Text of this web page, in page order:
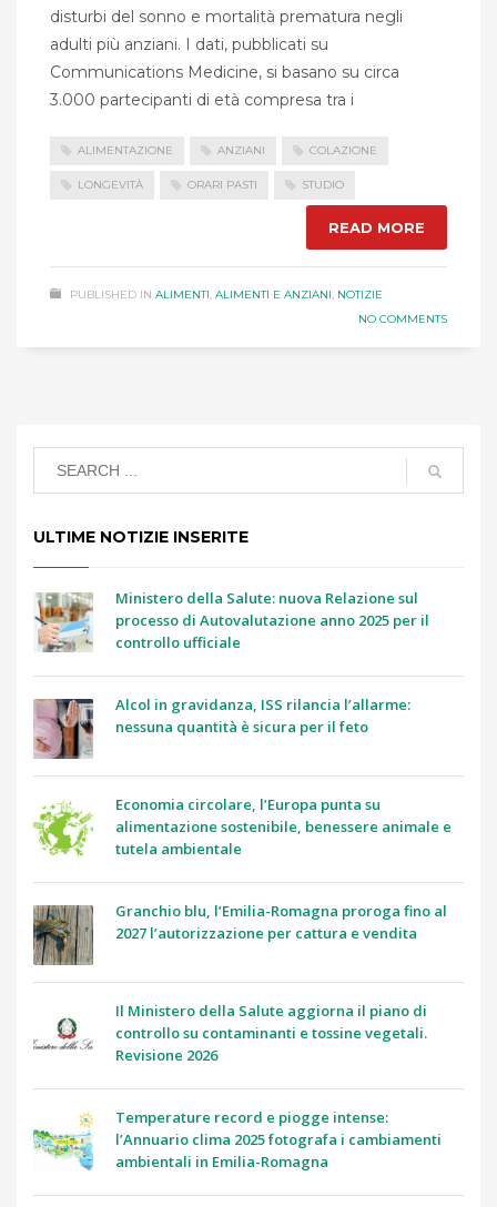
disturbi del sonno e mortalità prematura negli
adulti più anziani. I dati, pubblicati su
Communications Medicine, si basano su circa
3.000 partecipanti di età compresa tra i
ALIMENTAZIONE ANZIANI COLAZIONE
LONGEVITÀ ORARI PASTI STUDIO
READ MORE
PUBLISHED IN ALIMENTI, ALIMENTI E ANZIANI, NOTIZIE
NO COMMENTS
ULTIME NOTIZIE INSERITE
Ministero della Salute: nuova Relazione sul
processo di Autovalutazione anno 2025 per il
controllo ufficiale
Alcol in gravidanza, ISS rilancia l’allarme:
nessuna quantità è sicura per il feto
Economia circolare, l’Europa punta su
alimentazione sostenibile, benessere animale e
tutela ambientale
Granchio blu, l’Emilia-Romagna proroga fino al
2027 l’autorizzazione per cattura e vendita
Il Ministero della Salute aggiorna il piano di
controllo su contaminanti e tossine vegetali.
Revisione 2026
Temperature record e piogge intense:
l’Annuario clima 2025 fotografa i cambiamenti
ambientali in Emilia-Romagna